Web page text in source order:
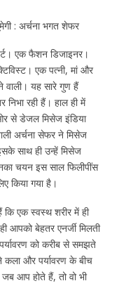
: अर्चना भगत शेफर
एक फैशन डिजाइनर।
एक पत्नी, मां और
वाली। यह सारे गुण हैं
निभा रही हैं। हाल ही में
ओर से डेजल मिसेज इंडिया
अर्चना सेफर ने मिसेज
साथ ही उन्हें मिसेज
चयन इस साल फिलीपींस
किया गया है।
एक स्वस्थ शरीर में ही
आपको बेहतर एनर्जी मिलती
को करीब से समझते
और पर्यावरण के बीच
आप होते हैं, तो वो भी